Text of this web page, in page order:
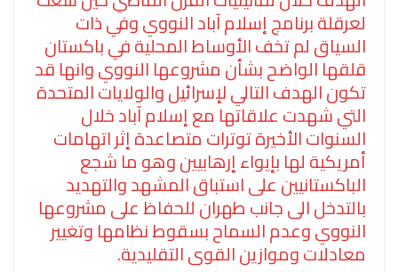
لعرقلة برنامج إسلام آباد النووي وفي ذات
السياق لم تخف الأوساط المحلية في باكستان
قلقها الواضح بشأن مشروعها النووي وانها قد
تكون الهدف التالي لإسرائيل والولايات المتحدة
التي شهدت علاقاتها مع إسلام آباد خلال
السنوات الأخيرة توترات متصاعدة إثر اتهامات
أمريكية لها بإيواء إرهابيين وهو ما شجع
الباكستانيين على استباق المشهد والتهديد
بالتدخل الى جانب طهران للحفاظ على مشروعها
النووي وعدم السماح بسقوط نظامها وتغيير
معادلات وموازين القوى التقليدية.